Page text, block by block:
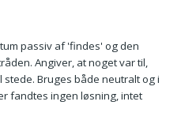
passiv af 'findes' og den
Angiver, at noget var til,
Bruges både neutralt og i
fandtes ingen løsning, intet